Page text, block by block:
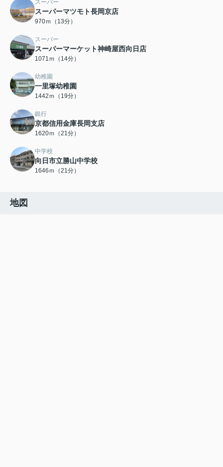
スーパー
スーパーマツモト長岡京店
970ｍ（13分）
スーパー
スーパーマーケット神崎屋西向日店
1071ｍ（14分）
幼稚園
一里塚幼稚園
1442ｍ（19分）
銀行
京都信用金庫長岡支店
1620ｍ（21分）
中学校
向日市立勝山中学校
1646ｍ（21分）
地図